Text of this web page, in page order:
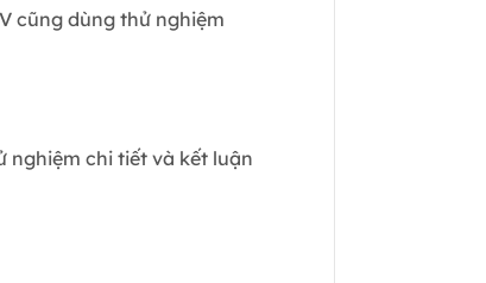
cũng dùng thử nghiệm
nghiệm chi tiết và kết luận